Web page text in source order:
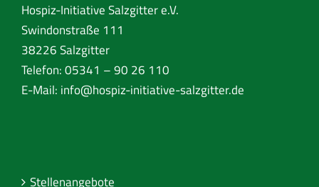
Hospiz-Initiative Salzgitter e.V.
Swindonstraße 111
38226 Salzgitter
Telefon: 05341 – 90 26 110
E-Mail: info@hospiz-initiative-salzgitter.de
Stellenangebote